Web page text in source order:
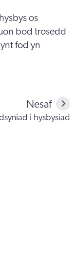
os
bod trosedd
fod yn
Nesaf
i hysbysiad